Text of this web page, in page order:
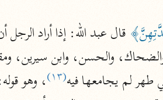
أخرى
محمد الأمين الشنقيطي (١٣٩٤ هـ)
نحو ١١ مجلدًا
قال عبد الله: إذا أراد
والحسن، وابن سيرين،
طهر لم يجامعها فيه(١٣) ، وهو